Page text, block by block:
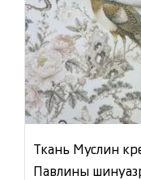
Ткань Муслин
Павлины